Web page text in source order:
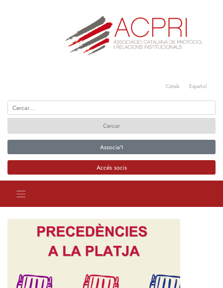
Català Español
Associa't
Accés socis